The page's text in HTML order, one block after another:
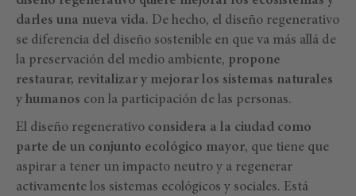
darles una nueva vida. De hecho, el diseño regenerativo
se diferencia del diseño sostenible en que va más allá de
la preservación del medio ambiente, propone
restaurar, revitalizar y mejorar los sistemas naturales
y humanos con la participación de las personas.
El diseño regenerativo considera a la ciudad como
parte de un conjunto ecológico mayor, que tiene que
aspirar a tener un impacto neutro y a regenerar
activamente los sistemas ecológicos y sociales. Está